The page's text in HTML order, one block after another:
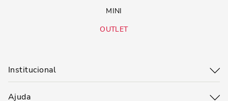
MINI
OUTLET
Institucional
Ajuda